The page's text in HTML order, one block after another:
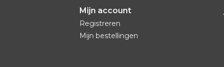
Mijn account
Registreren
Mijn bestellingen